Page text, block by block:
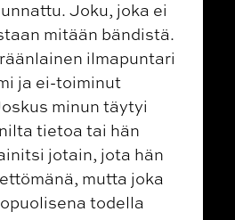
Joku, joka ei
mitään bändistä.
ilmapuntari
ja ei-toiminut
minun täytyi
tietoa tai hän
jotain, jota hän
mutta joka
todella